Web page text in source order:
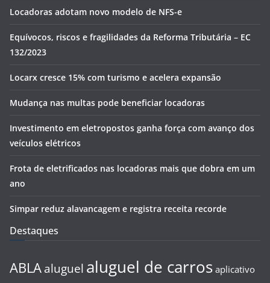
Locadoras adotam novo modelo de NFS-e
Equívocos, riscos e fragilidades da Reforma Tributária – EC
132/2023
Locarx cresce 15% com turismo e acelera expansão
Mudança nas multas pode beneficiar locadoras
Investimento em eletropostos ganha força com avanço dos
veículos elétricos
Frota de eletrificados nas locadoras mais que dobra em um
ano
Simpar reduz alavancagem e registra receita recorde
Destaques
ABLA aluguel aluguel de carros aplicativo